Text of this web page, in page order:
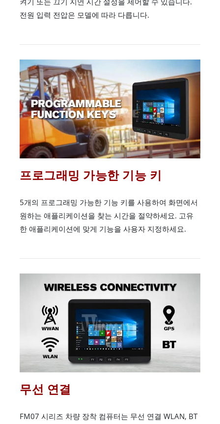
전원 입력 전압은 모델에 따라 다릅니다.
프로그래밍 가능한 기능 키
5개의 프로그래밍 가능한 기능 키를 사용하여 화면에서
원하는 애플리케이션을 찾는 시간을 절약하세요. 고유
한 애플리케이션에 맞게 기능을 사용자 지정하세요.
무선 연결
FM07 시리즈 차량 장착 컴퓨터는 무선 연결 WLAN, BT